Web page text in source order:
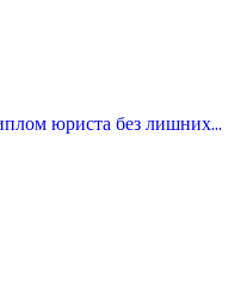
юриста без лишних…